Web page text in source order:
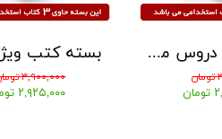
۳,۹۰۰,۰۰۰ تومان
۲,۹۲۵,۰۰۰ تومان
بسته کتب دروس مشترک عمومی اختصاصی آزمون استخدامی آموزش و پرورش 1405 نشر آراه